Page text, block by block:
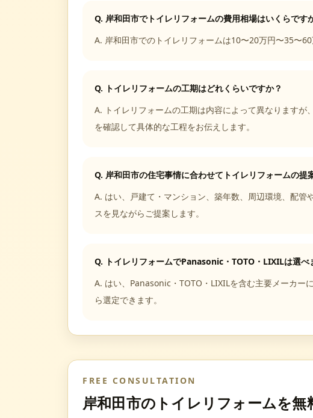
Q. 岸和田市でトイレリフォームの費用相場はいくらです
A. 岸和田市でのトイレリフォームは10〜20万円〜35〜
Q. トイレリフォームの工期はどれくらいですか？
A. トイレリフォームの工期は内容によって異なります
を確認して具体的な工程をお伝えします。
Q. 岸和田市の住宅事情に合わせてトイレリフォームの提
A. はい、戸建て・マンション、築年数、周辺環境、配
スを見ながらご提案します。
Q. トイレリフォームでPanasonic・TOTO・LIXILは選べ
A. はい、Panasonic・TOTO・LIXILを含む主要メーカー
ら選定できます。
FREE CONSULTATION
岸和田市の トイレリフォームを無